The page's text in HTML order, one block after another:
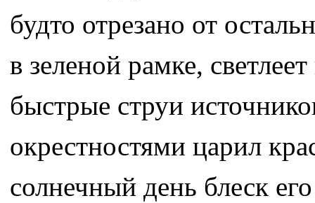
будто отрезано от
в зеленой рамке,
быстрые струи
окрестностями царил
солнечный день блеск